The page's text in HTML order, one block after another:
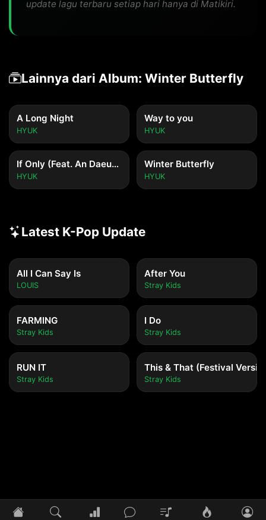
update lagu terbaru setiap hari hanya di Matikiri.
Lainnya dari Album: Winter Butterfly
A Long Night
HYUK
Way to you
HYUK
If Only (Feat. An Daeun of THE ADE)
HYUK
Winter Butterfly
HYUK
Latest K-Pop Update
All I Can Say Is
LOUIS
After You
Stray Kids
FARMING
Stray Kids
I Do
Stray Kids
RUN IT
Stray Kids
This & That (Festival
Stray Kids